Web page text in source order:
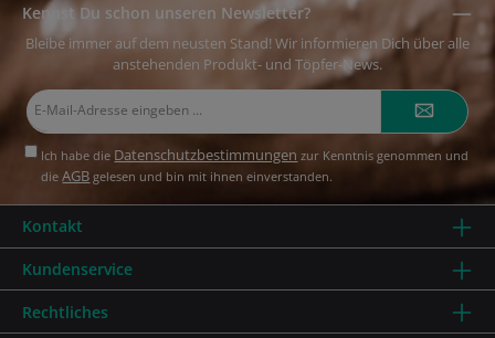
Kennst Du schon unseren Newsletter?
Bleibe immer auf dem neusten Stand! Wir informieren Dich über alle
anstehenden Produkt- und Töpfer-News.
Ich habe die Datenschutzbestimmungen zur Kenntnis genommen und
dieAGB gelesen und bin mit ihnen einverstanden.
Kundenservice
Rechtliches
Kontakt